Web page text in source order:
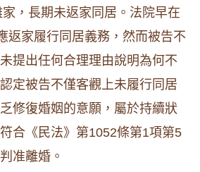
，長期未返家同居。法院早在
返家履行同居義務，然而被告不
提出任何合理理由說明為何不
定被告不僅客觀上未履行同居
修復婚姻的意願，屬於持續狀
合《民法》第1052條第1項第5
准離婚。